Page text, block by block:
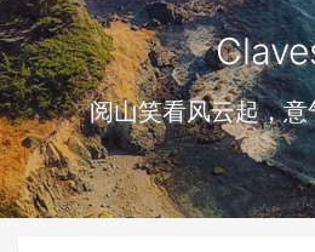
阅山笑看风云起，